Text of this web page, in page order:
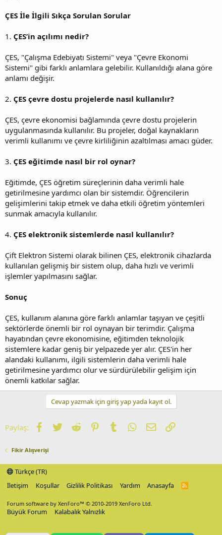
ÇES İle İlgili Sıkça Sorulan Sorular
1. ÇES’in açılımı nedir?
ÇES, "Çalışma Edebiyatı Sistemi" veya "Çevre Ekonomi
Sistemi" gibi farklı anlamlara gelebilir. Kullanıldığı alana göre
anlamı değişir.
2. ÇES çevre dostu projelerde nasıl kullanılır?
ÇES, çevre ekonomisi bağlamında çevre dostu projelerin
uygulanmasında kullanılır. Bu projeler, doğal kaynakların
verimli kullanımı ve çevre kirliliğinin azaltılması amacı güder.
3. ÇES eğitimde nasıl bir rol oynar?
Eğitimde, ÇES öğretim süreçlerinin daha verimli hale
getirilmesine yardımcı olan bir sistemdir. Öğrencilerin
gelişimlerini takip etmek ve daha etkili öğretim yöntemleri
sunmak amacıyla kullanılır.
4. ÇES elektronik sistemlerde nasıl kullanılır?
Çift Elektron Sistemi olarak bilinen ÇES, elektronik cihazlarda
kullanılan gelişmiş bir sistem olup, daha hızlı ve verimli
işlemler yapılmasını sağlar.
Sonuç
ÇES, kullanım alanına göre farklı anlamlar taşıyan ve çeşitli
sektörlerde önemli bir rol oynayan bir terimdir. Çalışma
hayatından çevre ekonomisine, eğitimden teknolojik
sistemlere kadar geniş bir yelpazede yer alır. ÇES'in her
alandaki kullanımı, ilgili sistemlerin daha verimli hale
getirilmesine yardımcı olur ve sürdürülebilir gelişim için
önemli katkılar sağlar.
Cevap yazmak için giriş yap yada kayıt ol.
Paylaş: Facebook
TwitterReddit PinterestTumblrWhatsApp
E-postaLink
Fikir Alışverişi
Türkçe (TR)
İletişim
Koşullar Gizlilik Politikası Yardım Anasayfa
R
Forum software by XenForo™ © 2010-2019 XenForo Ltd.
Büyük Forum Kalabalık Yalnızlık